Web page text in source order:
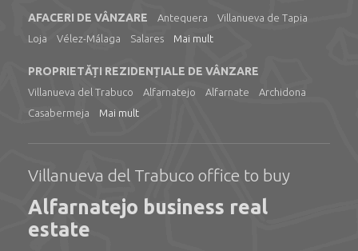
AFACERI DE VÂNZARE Antequera
Villanueva de Tapia
Loja
Vélez-Málaga Salares Mai mult
PROPRIETĂȚI REZIDENȚIALE DE VÂNZARE
Villanueva del Trabuco Alfarnatejo Alfarnate
Archidona
Casabermeja
Mai mult
Villanueva del Trabuco office to buy
Alfarnatejo business real
estate